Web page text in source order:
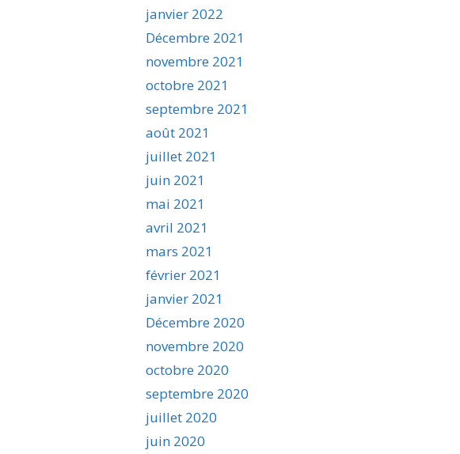
janvier 2022
Décembre 2021
novembre 2021
octobre 2021
septembre 2021
août 2021
juillet 2021
juin 2021
mai 2021
avril 2021
mars 2021
février 2021
janvier 2021
Décembre 2020
novembre 2020
octobre 2020
septembre 2020
juillet 2020
juin 2020